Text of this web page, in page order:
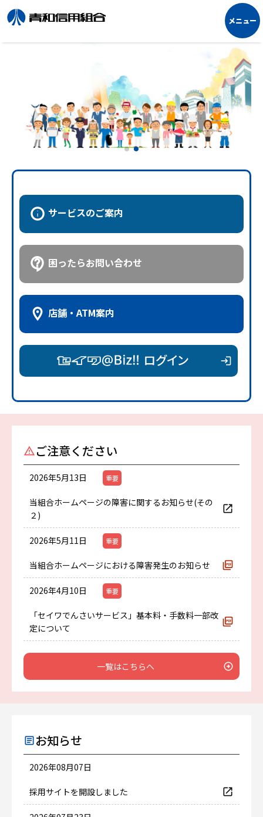
サービスのご案内
困ったらお問い合わせ
店舗・ATM案内
ご注意ください
2026年5月13日 重要
当組合ホームページの障害に関するお知らせ(その
２)
2026年5月11日 重要
当組合ホームページにおける障害発生のお知らせ
2026年4月10日 重要
「セイワでんさいサービス」基本料・手数料一部改
定について
一覧はこちらへ
お知らせ
2026年08月07日
採用サイトを開設しました